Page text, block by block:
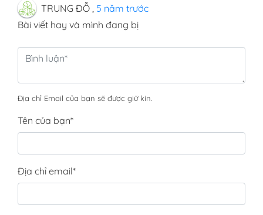
TRUNG ĐỖ , 5 năm trước
Bài viết hay và mình đang bị
Địa chỉ Email của bạn sẽ được giữ kín.
Tên của bạn*
Địa chỉ email*